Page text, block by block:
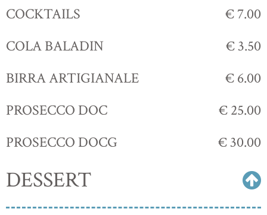
COCKTAILS
€ 7.00
COLA BALADIN
€ 3.50
BIRRA ARTIGIANALE
€ 6.00
PROSECCO DOC
€ 25.00
PROSECCO DOCG
€ 30.00
DESSERT